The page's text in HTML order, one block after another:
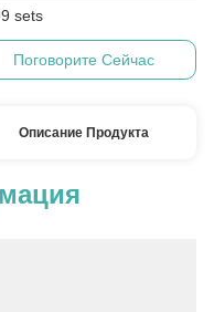
sets
Поговорите Сейчас
Описание Продукта